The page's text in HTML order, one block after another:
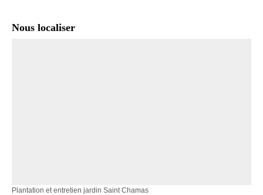
Nous localiser
Plantation et entretien jardin Saint Chamas